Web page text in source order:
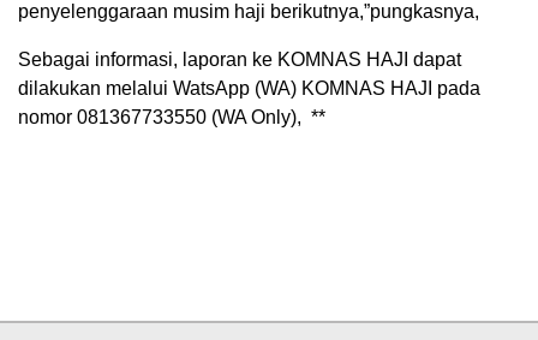
penyelenggaraan musim haji berikutnya,”pungkasnya,
Sebagai informasi, laporan ke KOMNAS HAJI dapat
dilakukan melalui WatsApp (WA) KOMNAS HAJI pada
nomor 081367733550 (WA Only), **